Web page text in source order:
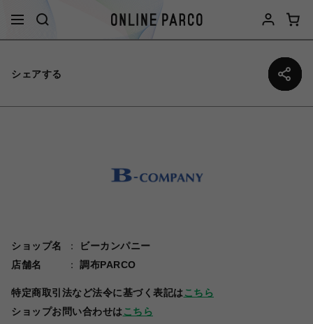
シェアする
ショップ名
ビーカンパニー
店舗名
調布PARCO
特定商取引法など法令に基づく表記はこちら
ショップお問い合わせはこちら